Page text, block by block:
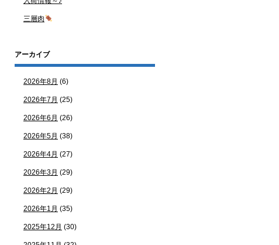
三層肉
アーカイブ
2026年8月 (6)
2026年7月 (25)
2026年6月 (26)
2026年5月 (38)
2026年4月 (27)
2026年3月 (29)
2026年2月 (29)
2026年1月 (35)
2025年12月 (30)